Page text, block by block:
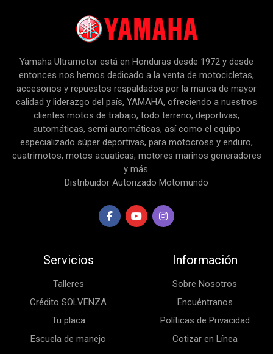
Yamaha Ultramotor está en Honduras desde 1972 y desde
entonces nos hemos dedicado a la venta de motocicletas,
accesorios y repuestos respaldados por la marca de mayor
calidad y liderazgo del país, YAMAHA, ofreciendo a nuestros
clientes motos de trabajo, todo terreno, deportivas,
automáticas, semi automáticas, así como el equipo
especializado súper deportivas, para motocross y enduro,
cuatrimotos, motos acuaticas, motores marinos generadores
y más.
Distribuidor Autorizado Motomundo
Servicios
Talleres
Crédito SOLVENZA
Tu placa
Escuela de manejo
Información
Sobre Nosotros
Encuéntranos
Políticas de Privacidad
Cotizar en Línea